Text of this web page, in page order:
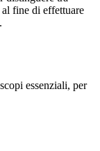
fine di effettuare
essenziali, per